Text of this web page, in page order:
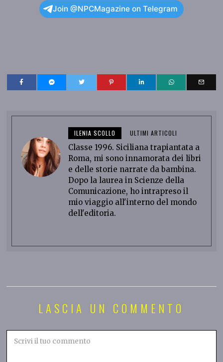
Join @NPCMagazine on Telegram
ILENIA SCOLLO ULTIMI ARTICOLI
Classe 1996. Siciliana trapiantata a
Roma, mi sono innamorata dei libri
e delle storie narrate da bambina.
Dopo la laurea in Scienze della
Comunicazione, ho intrapreso il
mio viaggio all'interno del mondo
dell'editoria.
LASCIA UN COMMENTO